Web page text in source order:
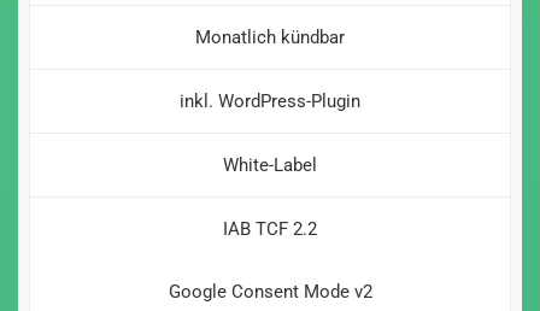
Monatlich kündbar
inkl. WordPress-Plugin
White-Label
IAB TCF 2.2
Google Consent Mode v2